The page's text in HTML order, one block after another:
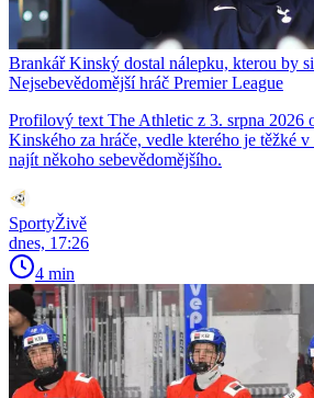
Brankář Kinský dostal nálepku, kterou by
Nejsebevědomější hráč Premier League
Profilový text The Athletic z 3. srpna 2026
Kinského za hráče, vedle kterého je těžké
najít někoho sebevědomějšího.
SportyŽivě
dnes, 17:26
4 min